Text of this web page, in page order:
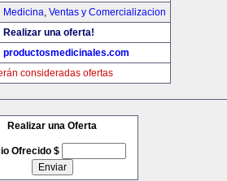
Medicina, Ventas y Comercializacion
Realizar una oferta!
productosmedicinales.com
consideradas ofertas
Realizar una Oferta
Ofrecido $